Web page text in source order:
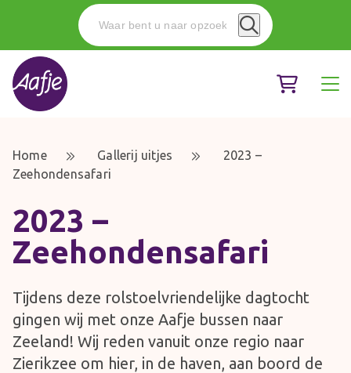
Home Gallerij uitjes
2023 –
Zeehondensafari
2023 –
Zeehondensafari
Tijdens deze rolstoelvriendelijke dagtocht
gingen wij met onze Aafje bussen naar
Zeeland! Wij reden vanuit onze regio naar
Zierikzee om hier, in de haven, aan boord de